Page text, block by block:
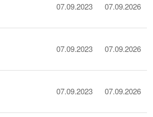
07.09.2023 07.09.2026
07.09.2023 07.09.2026
07.09.2023 07.09.2026